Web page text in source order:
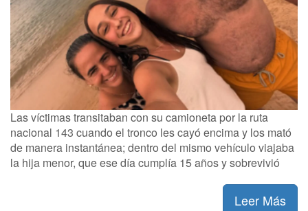
Las víctimas transitaban con su camioneta por la ruta
nacional 143 cuando el tronco les cayó encima y los mató
de manera instantánea; dentro del mismo vehículo viajaba
la hija menor, que ese día cumplía 15 años y sobrevivió
Leer Más